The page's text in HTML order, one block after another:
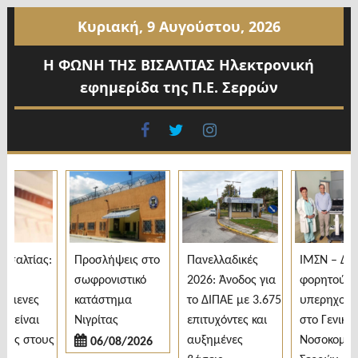
περιεχόμενο
Κυριακή, 9 Αυγούστου, 2026
Η ΦΩΝΗ ΤΗΣ ΒΙΣΑΛΤΙΑΣ Ηλεκτρονική
εφημερίδα της Π.Ε. Σερρών
facebook
twitter
στους
Προσλήψεις στο
σωφρονιστικό
κατάστημα
Νιγρίτας
06/08/2026
Πανελλαδικές
2026: Άνοδος για
το ΔΙΠΑΕ με 3.675
επιτυχόντες και
αυξημένες
ΙΜΣΝ –
φορητού
στο Γενικό
Νοσοκομείο